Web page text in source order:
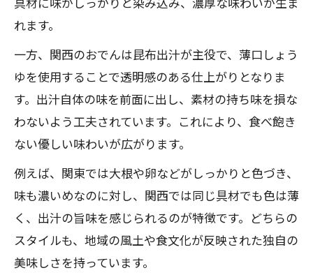
れます。
一方、関西のおでんは昆布出汁が主役で、薄口しょう
ゆを使用することで透明感のある仕上がりとなりま
す。出汁自体の味を前面に出し、素材の持ち味を損な
わないよう工夫されています。これにより、食べ飽き
ない優しい味わいが広がります。
例えば、関東では大根や卵などがしっかりと色づき、
味も濃いめなのに対し、関西では同じ具材でも色は薄
く、出汁の旨味を感じられるのが特徴です。どちらの
スタイルも、地域の風土や食文化が反映された独自の
美味しさを持っています。